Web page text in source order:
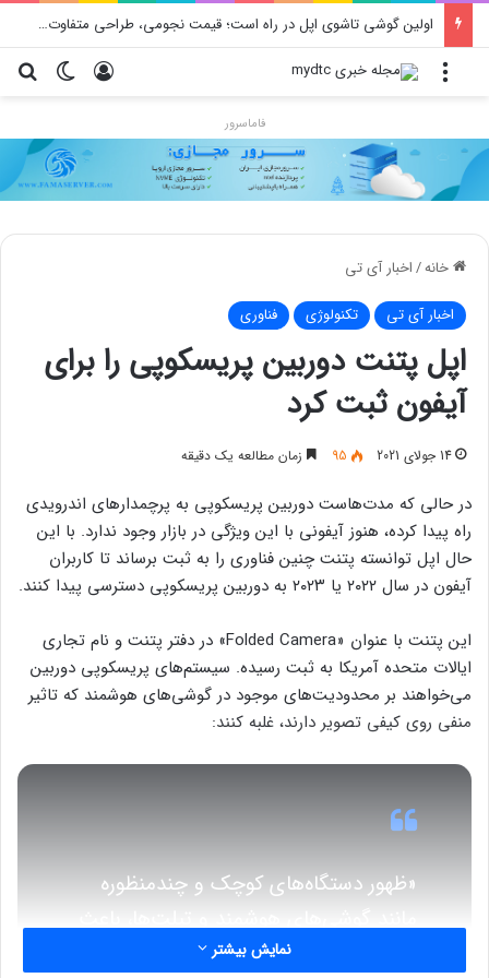
اولین گوشی تاشوی اپل در راه است؛ قیمت نجومی، طراحی متفاوت و زمان رونمایی احتمالی
تغییر ورود منو
فاماسرور
خانه/اخبار آی تی
اخبار آی تی تکنولوژی فناوری
اپل پتنت دوربین پریسکوپی را برای
آیفون ثبت کرد
14 جولای 2021 95 زمان مطالعه یک دقیقه
در حالی که مدت‌هاست دوربین پریسکوپی به پرچمدارهای اندرویدی
راه پیدا کرده، هنوز آیفونی با این ویژگی در بازار وجود ندارد. با این
حال اپل توانسته پتنت چنین فناوری را به ثبت برساند تا کاربران
آیفون در سال ۲۰۲۲ یا ۲۰۲۳ به دوربین پریسکوپی دسترسی پیدا کنند.
این پتنت با عنوان «Folded Camera» در دفتر پتنت و نام تجاری
ایالات متحده آمریکا به ثبت رسیده. سیستم‌های پریسکوپی دوربین
می‌‌خواهند بر محدودیت‌های موجود در گوشی‌های هوشمند که تاثیر
منفی روی کیفی تصویر دارند، غلبه کنند:
«ظهور دستگاه‌های کوچک و چندمنظوره
مانند گوشی‌های هوشمند و تبلت‌ها، باعث
ایجاد نیاز به دوربین‌های کوچک با
نمایش بیشتر